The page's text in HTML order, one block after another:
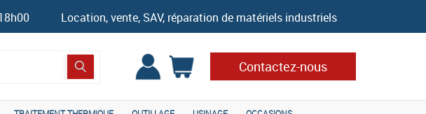
Location, vente, SAV, réparation de matériels industriels
Contactez-nous